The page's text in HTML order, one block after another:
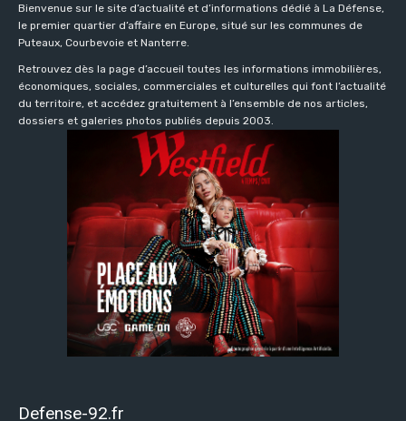
Bienvenue sur le site d’actualité et d’informations dédié à La Défense,
le premier quartier d’affaire en Europe, situé sur les communes de
Puteaux, Courbevoie et Nanterre.
Retrouvez dès la page d’accueil toutes les informations immobilières,
économiques, sociales, commerciales et culturelles qui font l’actualité
du territoire, et accédez gratuitement à l’ensemble de nos articles,
dossiers et galeries photos publiés depuis 2003.
Defense-92.fr